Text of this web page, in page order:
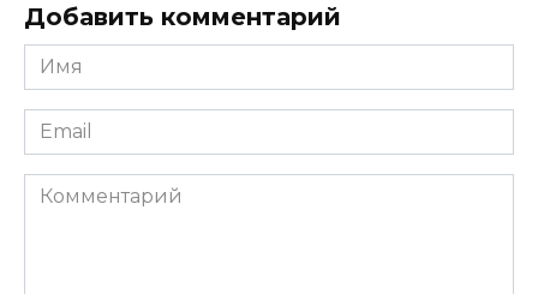
Добавить комментарий
Имя
*
Email
*
Комментарий